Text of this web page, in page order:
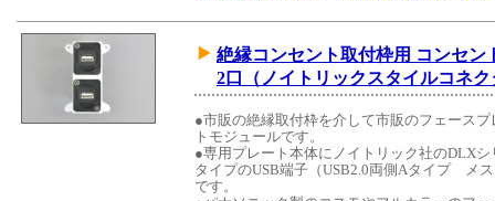
絶縁コンセント取付枠用 コンセン
2口（ノイトリックスタイルコネ
●市販の絶縁取付枠を介して市販のフェース
トモジュールです。
●専用プレート本体にノイトリック社のDLX
タイプのUSB端子（USB2.0両側Aタイプ メ
です。